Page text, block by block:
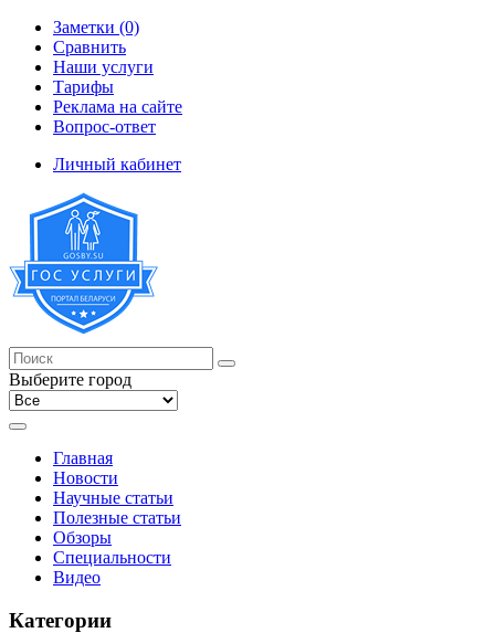
Заметки (0)
Сравнить
Наши услуги
Тарифы
Реклама на сайте
Вопрос-ответ
Личный кабинет
Выберите город
Главная
Новости
Научные статьи
Полезные статьи
Обзоры
Специальности
Видео
Категории